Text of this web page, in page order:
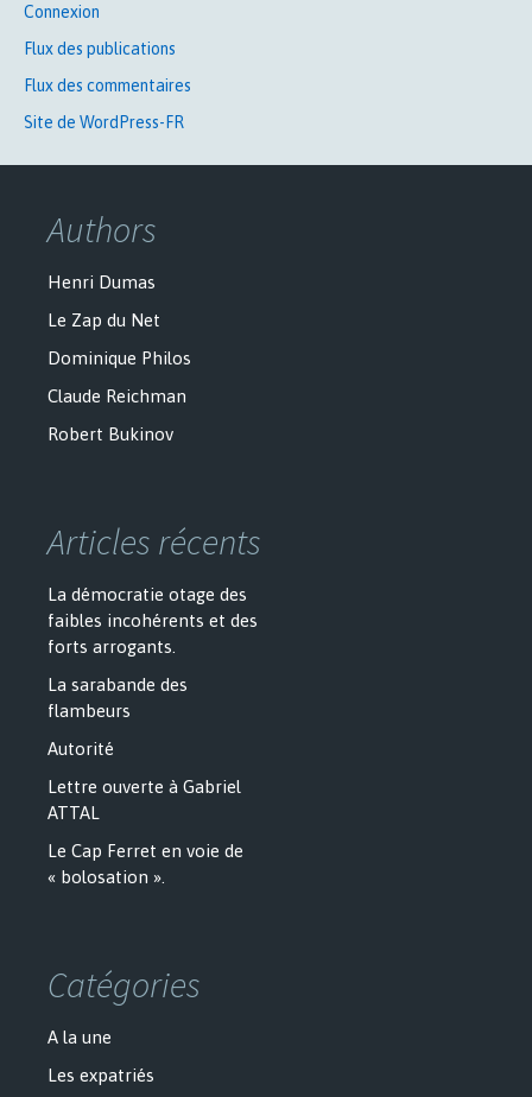
Connexion
Flux des publications
Flux des commentaires
Site de WordPress-FR
Authors
Henri Dumas
Le Zap du Net
Dominique Philos
Claude Reichman
Robert Bukinov
Articles récents
La démocratie otage des
faibles incohérents et des
forts arrogants.
La sarabande des
flambeurs
Autorité
Lettre ouverte à Gabriel
ATTAL
Le Cap Ferret en voie de
« bolosation ».
Catégories
A la une
Les expatriés